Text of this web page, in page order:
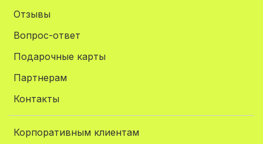
Отзывы
Вопрос-ответ
Подарочные карты
Партнерам
Контакты
Корпоративным клиентам